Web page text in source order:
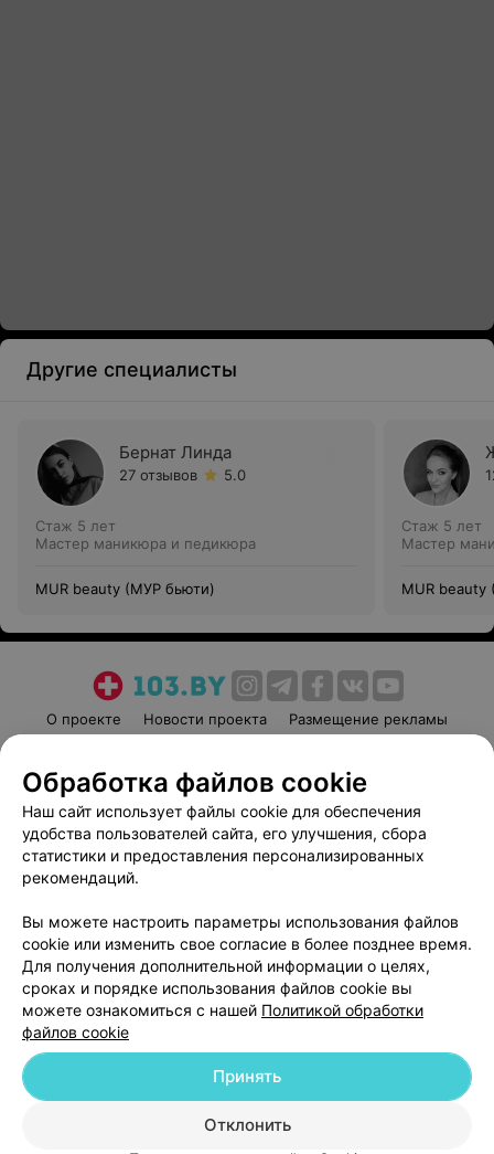
Другие специалисты
Бернат Линда
27 отзывов 5.0
Стаж 5 лет
Мастер маникюра и педикюра
MUR beauty (МУР бьюти)
Стаж 5 лет
Мастер
MUR
О проекте Новости проекта
Размещение рекламы
Пользовательское соглашение
Способы оплаты
Вакансии
Партнеры
Написать руководителю 103.by
Обработка персональных данных
© 2026 ООО «Артокс Лаб», УНП 191700409
| 220012, Республика Беларусь,
Служба поддержки +375 291212755
Обработка файлов cookie
Наш сайт использует файлы cookie для обеспечения
удобства пользователей сайта, его улучшения, сбора
статистики и предоставления персонализированных
рекомендаций.
Вы можете настроить параметры использования файлов
cookie или изменить свое согласие в более позднее время.
Для получения дополнительной информации о целях,
сроках и порядке использования файлов cookie вы
можете ознакомиться с нашей Политикой обработки
файлов cookie
Отклонить
Принять